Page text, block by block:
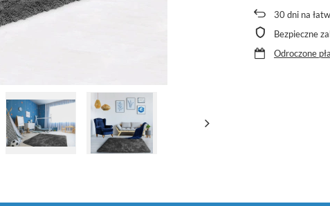
30dni na
Bezpieczne
Odroczone